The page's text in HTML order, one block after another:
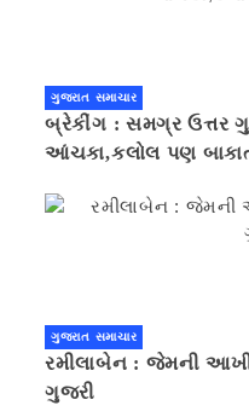
ગુજરાત સમાચાર
બ્રેકીંગ : સમગ્ર ઉત્તર
આંચકા,કલોલ પણ
ગુજરાત સમાચાર
રમીલાબેન : જેમની
ગુજરી